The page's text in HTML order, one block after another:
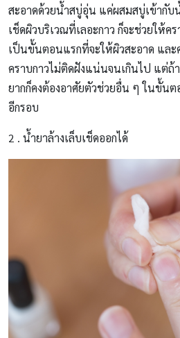
สะอาดด้วยน้ำสบู่อุ่น แค่ผสมสบู่เข้ากั
เช็ดผิวบริเวณที่เลอะกาว ก็จะช่วยให้ค
เป็นขั้นตอนแรกที่จะให้ผิวสะอาด และ
คราบกาวไม่ติดฝังแน่นจนเกินไป แต่ถ้
ยากก็คงต้องอาศัยตัวช่วยอื่น ๆ ในขั้น
อีกรอบ
2 . น้ำยาล้างเล็บเช็ดออกได้